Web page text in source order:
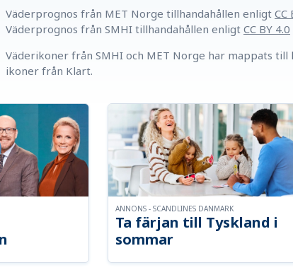
Väderprognos från MET Norge tillhandahållen enligt CC
Väderprognos från SMHI tillhandahållen enligt CC BY 4.0
Väderikoner från SMHI och MET Norge har mappats till
ikoner från Klart.
Ta färjan till Tyskland i
sommar
ANNONS - SCANDLINES DANMARK